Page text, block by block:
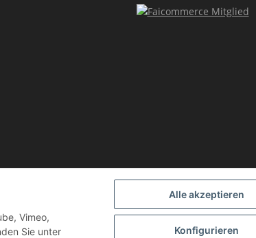
Alle akzeptieren
Konfigurieren
Vimeo,
Sie unter